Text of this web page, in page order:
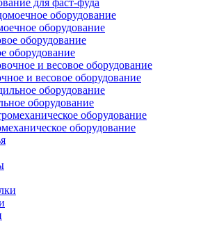
для фаст-фуда
оборудование
оборудование
и весовое оборудование
оборудование
оборудование